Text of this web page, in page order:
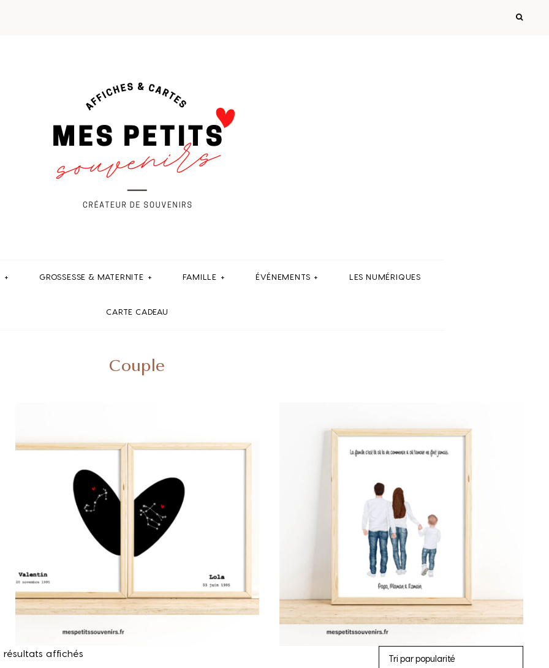
GROSSESSE & MATERNITE FAMILLE ÉVÉNEMENTS LES NUMÉRIQUES
CARTE CADEAU
Couple
résultats affichés